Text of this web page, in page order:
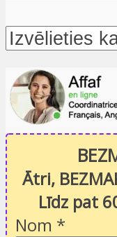
Ātri,
Līdz pat
Nom *